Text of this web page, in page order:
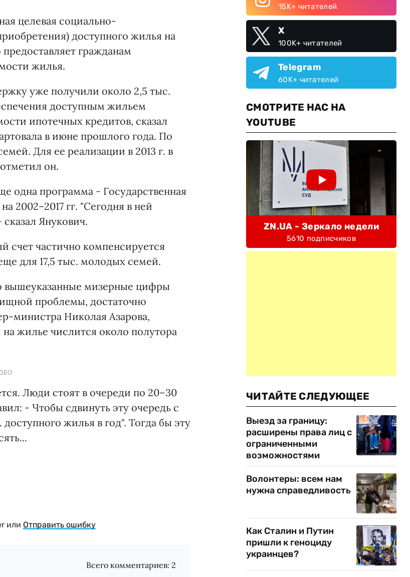
целевая социально-
доступного жилья на
предоставляет гражданам
жилья.
уже получили около 2,5 тыс.
доступным жильем
ипотечных кредитов, сказал
в июне прошлого года. По
Для ее реализации в 2013 г. в
он.
одна программа - Государственная
2002–2017 гг. "Сегодня в ней
Янукович.
счет частично компенсируется
для 17,5 тыс. молодых семей.
вышеуказанные мизерные цифры
проблемы, достаточно
министра Николая Азарова,
жилье числится около полутора
Люди стоят в очереди по 20–30
- Чтобы сдвинуть эту очередь с
жилья в год". Тогда бы эту
или Отправить ошибку
Всего комментариев: 2
15K+ читателей
X
100K+ читателей
Telegram
60K+ читателей
СМОТРИТЕ НАС НА
YOUTUBE
ZN.UA - Зеркало недели
5610 подписчиков
ЧИТАЙТЕ СЛЕДУЮЩЕЕ
Выезд за границу:
расширены права лиц с
ограниченными
возможностями
Волонтеры: всем нам
нужна справедливость
Как Сталин и Путин
пришли к геноциду
украинцев?